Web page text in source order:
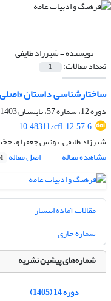
نویسنده =شیرزاد طایفی
تعداد مقالات: 1
ساختارشناسی داستان
دوره 12، شماره 57، تابستان 1403، صفحه
10.48311/cfl.12.57.6
شیرزاد طایفی، یونس جعفرلو،
مشاهده مقاله
اصل مقاله
مقالات آماده انتشار
شماره جاری
شماره‌های پیشین نشریه
دوره 14 (1405)